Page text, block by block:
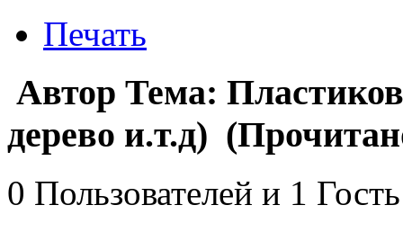
Печать
Автор Тема:
дерево и.т.д)
0 Пользователей и 1